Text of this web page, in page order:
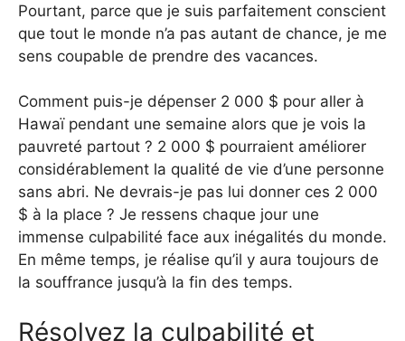
Pourtant, parce que je suis parfaitement conscient
que tout le monde n’a pas autant de chance, je me
sens coupable de prendre des vacances.
Comment puis-je dépenser 2 000 $ pour aller à
Hawaï pendant une semaine alors que je vois la
pauvreté partout ? 2 000 $ pourraient améliorer
considérablement la qualité de vie d’une personne
sans abri. Ne devrais-je pas lui donner ces 2 000
$ à la place ? Je ressens chaque jour une
immense culpabilité face aux inégalités du monde.
En même temps, je réalise qu’il y aura toujours de
la souffrance jusqu’à la fin des temps.
Résolvez la culpabilité et